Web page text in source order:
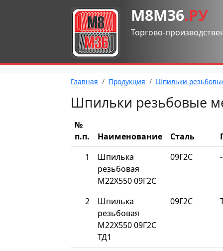
М8М36.РУ
Торгово-
Главная Продукция Шпильки
Шпильки резьбовые
№
п.п.
Наименование Сталь
1
Шпилька
резьбовая
М22Х550 09Г2С
09Г2С -
2
Шпилька
резьбовая
М22Х550 09Г2С
ТД1
09Г2С